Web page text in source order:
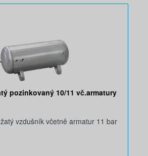
pozinkovaný 10/11 vč.armatury
vzdušník včetně armatur 11 bar